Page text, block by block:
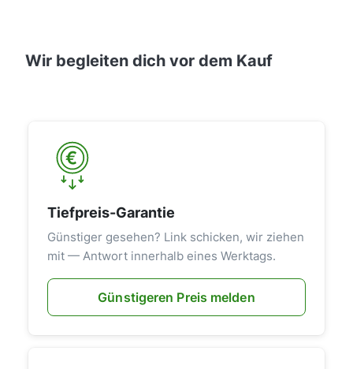
Wir begleiten dich vor dem Kauf
Tiefpreis-Garantie
Günstiger gesehen? Link schicken, wir ziehen
mit — Antwort innerhalb eines Werktags.
Günstigeren Preis melden